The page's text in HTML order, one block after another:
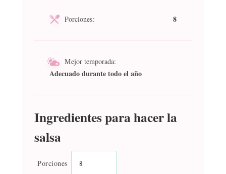
Porciones: 8
Mejor temporada:
Adecuado durante todo el año
Ingredientes para hacer la
salsa
Porciones